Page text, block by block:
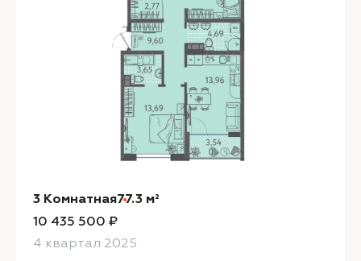
3 Комнатная77.3 м²
10 435 500 ₽
4 квартал 2025